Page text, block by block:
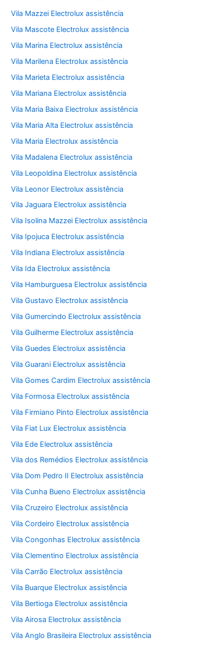
Vila Mazzei Electrolux assistência
Vila Mascote Electrolux assistência
Vila Marina Electrolux assistência
Vila Marilena Electrolux assistência
Vila Marieta Electrolux assistência
Vila Mariana Electrolux assistência
Vila Maria Baixa Electrolux assistência
Vila Maria Alta Electrolux assistência
Vila Maria Electrolux assistência
Vila Madalena Electrolux assistência
Vila Leopoldina Electrolux assistência
Vila Leonor Electrolux assistência
Vila Jaguara Electrolux assistência
Vila Isolina Mazzei Electrolux assistência
Vila Ipojuca Electrolux assistência
Vila Indiana Electrolux assistência
Vila Ida Electrolux assistência
Vila Hamburguesa Electrolux assistência
Vila Gustavo Electrolux assistência
Vila Gumercindo Electrolux assistência
Vila Guilherme Electrolux assistência
Vila Guedes Electrolux assistência
Vila Guarani Electrolux assistência
Vila Gomes Cardim Electrolux assistência
Vila Formosa Electrolux assistência
Vila Firmiano Pinto Electrolux assistência
Vila Fiat Lux Electrolux assistência
Vila Ede Electrolux assistência
Vila dos Remédios Electrolux assistência
Vila Dom Pedro II Electrolux assistência
Vila Cunha Bueno Electrolux assistência
Vila Cruzeiro Electrolux assistência
Vila Cordeiro Electrolux assistência
Vila Congonhas Electrolux assistência
Vila Clementino Electrolux assistência
Vila Carrão Electrolux assistência
Vila Buarque Electrolux assistência
Vila Bertioga Electrolux assistência
Vila Airosa Electrolux assistência
Vila Anglo Brasileira Electrolux assistência